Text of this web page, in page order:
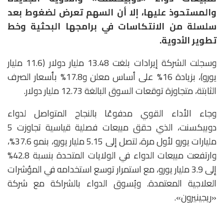
والمستحوذ عليها، إلا أن السهم تعرض لضغوط بعد
سلسلة من الانتكاسات في برامجها البحثية وخط
تطوير الأدوية.
وسجلت الشركة إيرادات بلغت 13.48 مليار دولار (11.6 مليار
يورو)، بزيادة 16% على أساس معلن و17.8% بأسعار الصرف
الثابتة، متجاوزة توقعات السوق البالغة 12.73 مليار دولار.
وجاء الأداء القوي مدفوعًا بالنجاح المتواصل لدواء
دوبيكسنت، الذي حقق مبيعات فصلية قياسية تجاوزت 5
مليارات يورو لأول مرة، لتصل إلى 5.15 مليار يورو، بنمو 37.6%،
وارتفعت مبيعات الدواء في الولايات المتحدة بنسبة 42.8%
إلى 3.9 مليار يورو، مع استمرار توسع استخدامه في المؤشرات
العلاجية المعتمدة. ويُسوق الدواء بالشراكة مع شركة
«ريجينيرون».